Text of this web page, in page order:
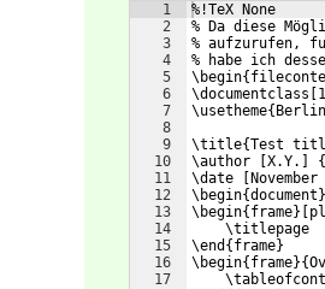
1
2
3
4
5
6
7
8
9
10
11
12
13
14
15
16
17
%!TeX None
% Da diese
% aufzurufen,
% habe ich
\title{Test
\author [X.Y.]
\date
\begin{document}
    \titlepage
\end{frame}